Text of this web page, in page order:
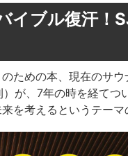
イブル復汗！
ための本、現在のサ
が、7年の時を経て
を考えるというテー